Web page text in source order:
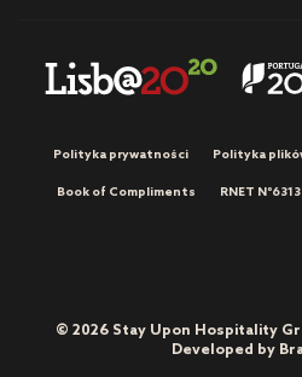
Polityka prywatności Polityka
Book of Compliments RNET Nº6313
© 2026 Stay Upon Hospitality
Developed by